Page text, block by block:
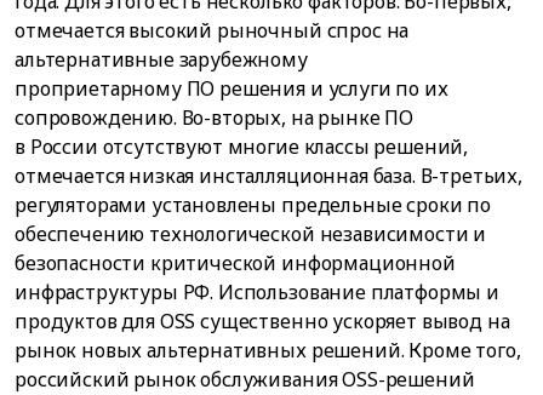
отмечается высокий рыночный спрос на
альтернативные зарубежному
проприетарному ПО решения и услуги по их
сопровождению. Во-вторых, на рынке ПО
в России отсутствуют многие классы решений,
отмечается низкая инсталляционная база. В-третьих,
регуляторами установлены предельные сроки по
обеспечению технологической независимости и
безопасности критической информационной
инфраструктуры РФ. Использование платформы и
продуктов для OSS существенно ускоряет вывод на
рынок новых альтернативных решений. Кроме того,
российский рынок обслуживания OSS-решений